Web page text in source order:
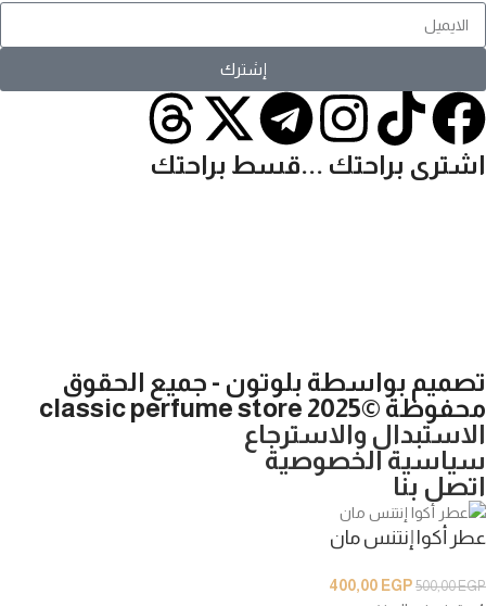
إشترك
اشترى براحتك ...قسط براحتك
تصميم بواسطة بلوتون - جميع الحقوق
محفوظة ©2025 classic perfume store
الاستبدال والاسترجاع
سياسية الخصوصية
اتصل بنا
عطر أكوا إنتنس مان
500,00EGP
400,00 EGP